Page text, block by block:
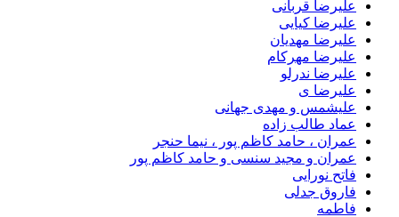
علیرضا قربانی
علیرضا کیایی
علیرضا مهدیان
علیرضا مهرکام
علیرضا ندرلو
علیرضا ی
علیشمس و مهدی جهانی
عماد طالب زاده
عمران ، حامد کاظم پور ، نیما حنجر
عمران و مجید سنسی و حامد کاظم پور
فاتح نورایی
فاروق جدلی
فاطمه